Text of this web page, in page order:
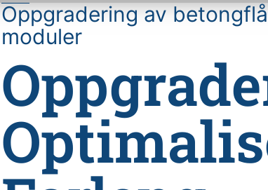
Oppgradering av
moduler